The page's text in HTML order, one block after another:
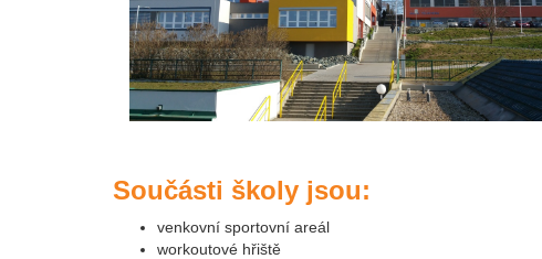
Součásti školy jsou:
venkovní sportovní areál
workoutové hřiště